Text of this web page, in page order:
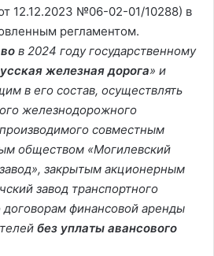
12.12.2023 №06-02-01/10288) в
регламентом.
в 2024 году государственному
железная дорога» и
в его состав, осуществлять
железнодорожного
совместным
обществом «Могилевский
закрытым акционерным
завод транспортного
финансовой аренды
без уплаты авансового